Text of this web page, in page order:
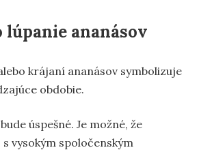
lúpanie ananásov
krájaní ananásov symbolizuje
obdobie.
úspešné. Je možné, že
vysokým spoločenským